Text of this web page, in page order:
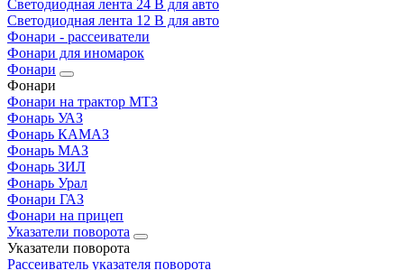
Светодиодная лента 24 В для авто
Светодиодная лента 12 В для авто
Фонари - рассеиватели
Фонари для иномарок
Фонари
Фонари
Фонари на трактор МТЗ
Фонарь УАЗ
Фонарь КАМАЗ
Фонарь МАЗ
Фонарь ЗИЛ
Фонарь Урал
Фонари ГАЗ
Фонари на прицеп
Указатели поворота
Указатели поворота
Рассеиватель указателя поворота